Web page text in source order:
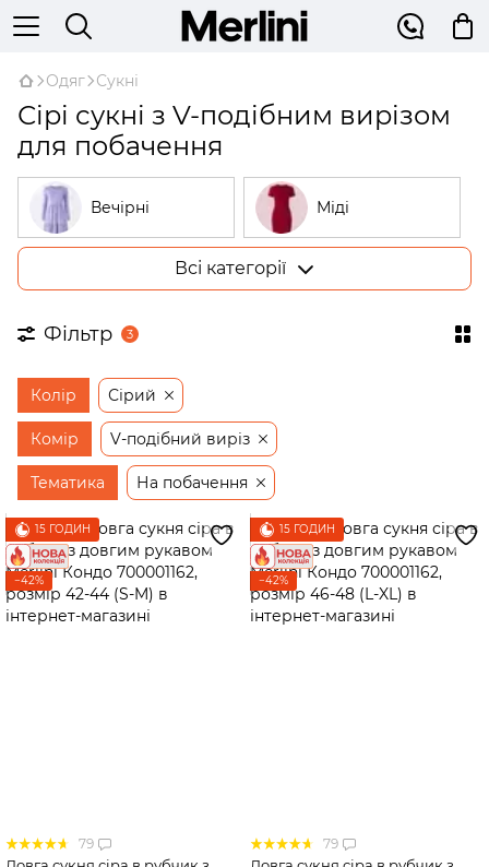
Одяг Сукні
Сірі сукні з V-подібним вирізом
для побачення
Вечірні Міді
Великі розміри
На запах
Бежеві
Сукні-трапеції
Всі категорії
Фільтр 3
Колір Сірий
Комір V-подібний виріз
Тематика На побачення
15 ГОДИН
−42%
79
15 ГОДИН
−42%
79